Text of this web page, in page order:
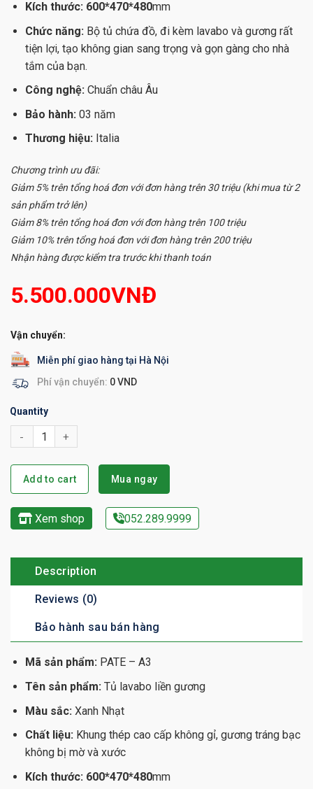
Kích thước: 600*470*480mm
Chức năng: Bộ tủ chứa đồ, đi kèm lavabo và gương rất
tiện lợi, tạo không gian sang trọng và gọn gàng cho nhà
tắm của bạn.
Công nghệ:Chuẩn châu Âu
Bảo hành:03 năm
Thương hiệu:Italia
Chương trình ưu đãi:
Giảm 5% trên tổng hoá đơn với đơn hàng trên 30 triệu (khi mua từ 2
sản phẩm trở lên)
Giảm 8% trên tổng hoá đơn với đơn hàng trên 100 triệu
Giảm 10% trên tổng hoá đơn với đơn hàng trên 200 triệu
Nhận hàng được kiểm tra trước khi thanh toán
5.500.000VNĐ
Vận chuyển:
Miễn phí giao hàng tại Hà Nội
Phí vận chuyển: 0 VND
Quantity
Add to cart Mua ngay
Xem shop 052.289.9999
Description
Reviews (0)
Bảo hành sau bán hàng
Mã sản phẩm:PATE – A3
Tên sản phẩm:Tủ lavabo liền gương
Màu sắc: Xanh Nhạt
Chất liệu:Khung thép cao cấp không gỉ, gương tráng bạc
không bị mờ và xước
Kích thước: 600*470*480mm